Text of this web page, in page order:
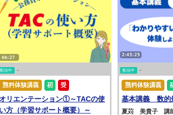
配信中 ~
リエンテーション①～TACの使
い方（学習サポート概要）～
配信中 ~
基本講義 数
夏苅 美貴子 講